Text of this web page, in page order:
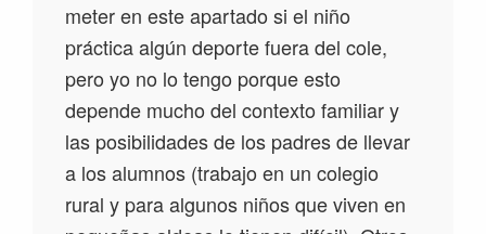
meter en este apartado si el niño
práctica algún deporte fuera del cole,
pero yo no lo tengo porque esto
depende mucho del contexto familiar y
las posibilidades de los padres de llevar
a los alumnos (trabajo en un colegio
rural y para algunos niños que viven en